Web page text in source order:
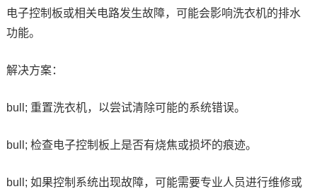
电子控制板或相关电路发生故障，可能会影响洗衣机的排水
功能。
解决方案：
bull; 重置洗衣机，以尝试清除可能的系统错误。
bull; 检查电子控制板上是否有烧焦或损坏的痕迹。
bull; 如果控制系统出现故障，可能需要专业人员进行维修或